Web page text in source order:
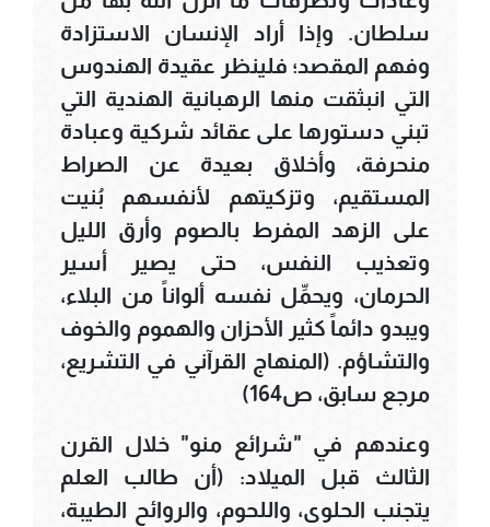
سلطان. وإذا أراد الإنسان الاستزادة
وفهم المقصد؛ فلينظر عقيدة الهندوس
التي انبثقت منها الرهبانية الهندية التي
تبني دستورها على عقائد شركية وعبادة
منحرفة، وأخلاق بعيدة عن الصراط
المستقيم، وتزكيتهم لأنفسهم بُنيت
على الزهد المفرط بالصوم وأرق الليل
وتعذيب النفس، حتى يصير أسير
الحرمان، ويحمِّل نفسه ألواناً من البلاء،
ويبدو دائماً كثير الأحزان والهموم والخوف
والتشاؤم. (المنهاج القرآني في التشريع،
مرجع سابق، ص164)
وعندهم في "شرائع منو" خلال القرن
الثالث قبل الميلاد: (أن طالب العلم
يتجنب الحلوى، واللحوم، والروائح الطيبة،